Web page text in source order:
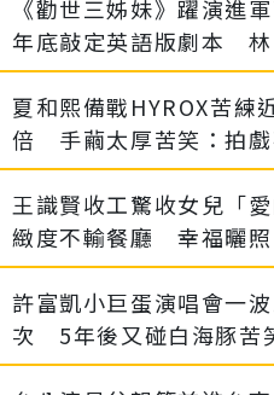
《勸世三姊妹》躍演進
年底敲定英語版劇本 林
夏和熙備戰HYROX苦練
倍 手繭太厚苦笑：拍戲
王識賢收工驚收女兒「
緻度不輸餐廳 幸福曬照
許富凱小巨蛋演唱會一
次 5年後又碰白海豚苦